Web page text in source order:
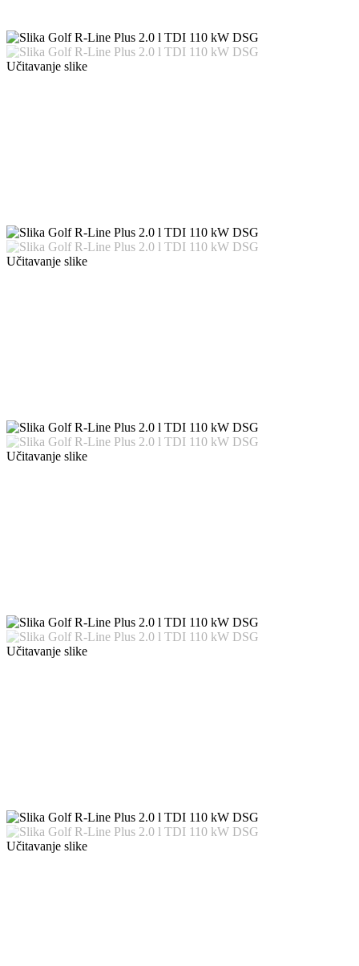
Učitavanje slike
Učitavanje slike
Učitavanje slike
Učitavanje slike
Učitavanje slike